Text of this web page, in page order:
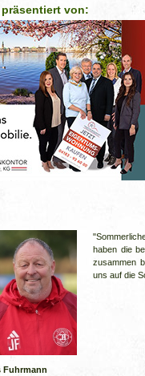
von:
Fuhrmann
haben die
zusammen
uns auf die